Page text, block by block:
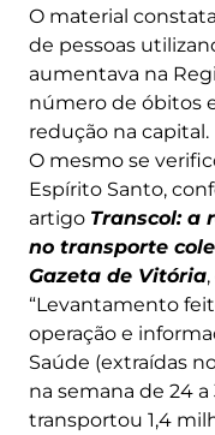
O material
de pessoas
aumentava na
número de óbitos
redução na capital.
O mesmo se
Espírito Santo,
artigo Transcol: a
no transporte
Gazeta de Vitória
“Levantamento
operação e
Saúde (extraídas
na semana de 24
transportou 1,4